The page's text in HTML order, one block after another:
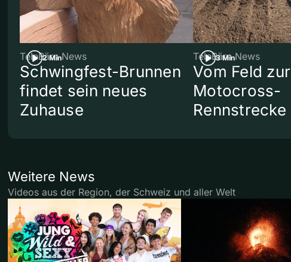
2 Min
TeleBärn News
Schwingfest-Brunnen
findet sein neues
Zuhause
3 Min
TeleBärn News
Vom Feld zur
Motocross-
Rennstrecke
Weitere News
Videos aus der Region, der Schweiz und aller Welt